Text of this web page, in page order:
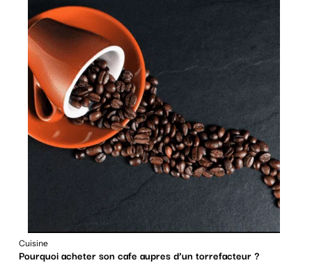
Cuisine
Pourquoi acheter son cafe aupres d’un torrefacteur ?